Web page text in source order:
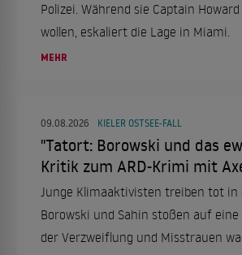
Polizei. Während sie Captain
wollen, eskaliert die Lage in Miami.
MEHR
09.08.2026 KIELER OSTSEE-FALL
"Tatort: Borowski und das
Kritik zum ARD-Krimi mit
Junge Klimaaktivisten treiben tot in
Borowski und Sahin stoßen auf eine
der Verzweiflung und Misstrauen